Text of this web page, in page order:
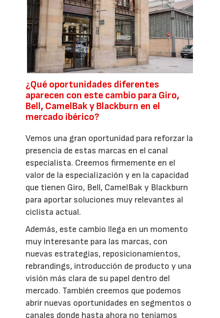
¿Qué oportunidades diferentes
aparecen con este cambio para Giro,
Bell, CamelBak y Blackburn en el
mercado ibérico?
Vemos una gran oportunidad para reforzar la
presencia de estas marcas en el canal
especialista. Creemos firmemente en el
valor de la especialización y en la capacidad
que tienen Giro, Bell, CamelBak y Blackburn
para aportar soluciones muy relevantes al
ciclista actual.
Además, este cambio llega en un momento
muy interesante para las marcas, con
nuevas estrategias, reposicionamientos,
rebrandings, introducción de producto y una
visión más clara de su papel dentro del
mercado. También creemos que podemos
abrir nuevas oportunidades en segmentos o
canales donde hasta ahora no teníamos